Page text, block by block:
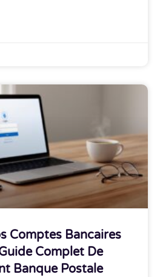
Comptes Bancaires
Complet De
Banque Postale